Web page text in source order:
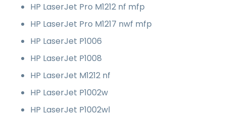
HP LaserJet Pro M1212 nf mfp
HP LaserJet Pro M1217 nwf mfp
HP LaserJet P1006
HP LaserJet P1008
HP LaserJet M1212 nf
HP LaserJet P1002w
HP LaserJet P1002wl